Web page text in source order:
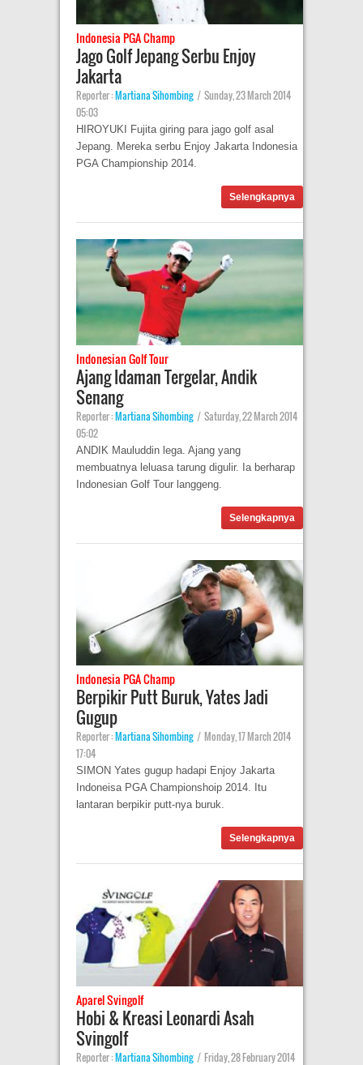
Indonesia PGA Champ
Jago Golf Jepang Serbu Enjoy
Jakarta
Reporter :Martiana Sihombing | Sunday, 23 March 2014
05:03
HIROYUKI Fujita giring para jago golf asal
Jepang. Mereka serbu Enjoy Jakarta Indonesia
PGA Championship 2014.
Selengkapnya
Indonesian Golf Tour
Ajang Idaman Tergelar, Andik
Senang
Reporter :Martiana Sihombing | Saturday, 22 March 2014
05:02
ANDIK Mauluddin lega. Ajang yang
membuatnya leluasa tarung digulir. Ia berharap
Indonesian Golf Tour langgeng.
Selengkapnya
Indonesia PGA Champ
Berpikir Putt Buruk, Yates Jadi
Gugup
Reporter :Martiana Sihombing | Monday, 17 March 2014
17:04
SIMON Yates gugup hadapi Enjoy Jakarta
Indoneisa PGA Championshoip 2014. Itu
lantaran berpikir putt-nya buruk.
Selengkapnya
Aparel Svingolf
Hobi & Kreasi Leonardi Asah
Svingolf
Reporter :Martiana Sihombing | Friday, 28 February 2014